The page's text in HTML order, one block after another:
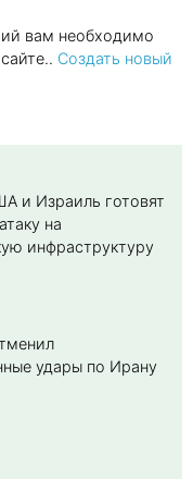
вам необходимо
Создать новый
и Израиль готовят
на
инфраструктуру
удары по Ирану